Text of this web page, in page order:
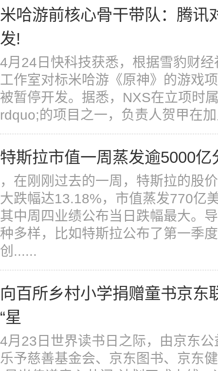
米哈游前核心骨干带队：腾讯
发!
4月24日快科技获悉，根据雪豹财
工作室对标米哈游《原神》的游戏
被暂停开发。据悉，NXS在立项时
rdquo;的项目之一，负责人贺甲在
特斯拉市值一周蒸发逾5000
，在刚刚过去的一周，特斯拉的股
大跌幅达13.18%，市值蒸发770亿
其中周四业绩公布当日跌幅最大。
种多样，比如特斯拉公布了第一季
创......
向百所乡村小学捐赠童书京东
“星
4月23日世界读书日之际，由京东
乐予慈善基金会、京东图书、京东